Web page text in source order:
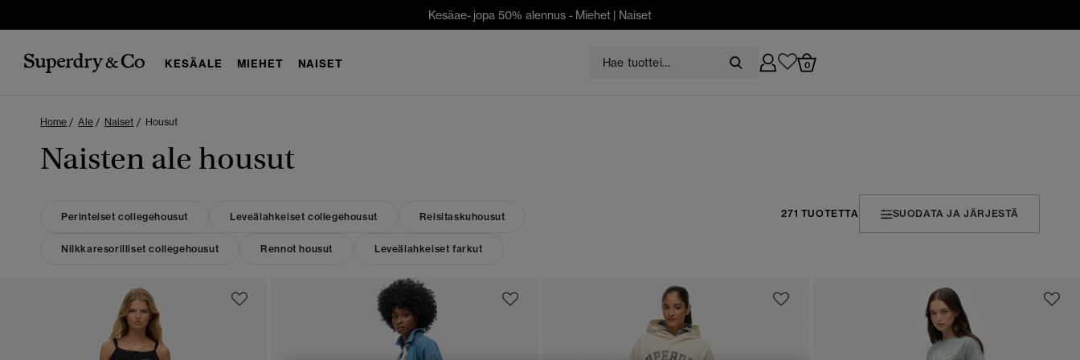
Kesäae- jopa 50% alennus - Miehet | Naiset
KESÄALE MIEHET NAISET 0
Home Ale Naiset Housut
Naisten ale housut
Perinteiset collegehousut Leveälahkeiset collegehousut Reisitaskuhousut
Nilkkaresorilliset collegehousut Rennot housut Leveälahkeiset farkut
271 TUOTETTA SUODATA JA JÄRJESTÄ